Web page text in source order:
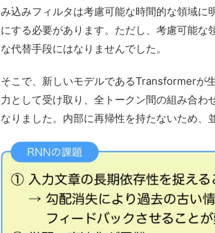
み込みフィルタは考慮可能な時間的な領域に
にする必要があります。ただし、考慮可能
な代替手段にはなりませんでした。
そこで、新しいモデルであるTransformerが
力として受け取り、全トークン間の組み合
なりました。内部に再帰性を持たないため、